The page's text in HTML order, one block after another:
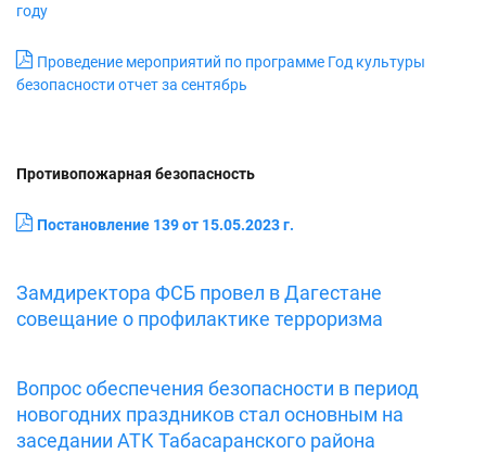
году
Проведение мероприятий по программе Год культуры
безопасности отчет за сентябрь
Противопожарная безопасность
Постановление 139 от 15.05.2023 г.
Замдиректора ФСБ провел в Дагестане
совещание о профилактике терроризма
Вопрос обеспечения безопасности в период
новогодних праздников стал основным на
заседании АТК Табасаранского района